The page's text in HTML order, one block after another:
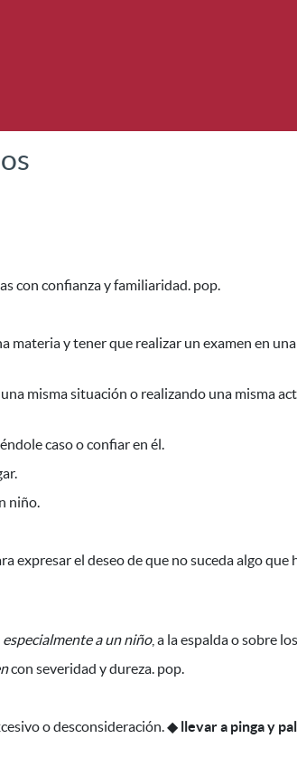
con confianza y familiaridad. pop.
materia y tener que realizar un examen en
misma situación o realizando una misma
caso o confiar en él.
niño.
expresar el deseo de que no suceda algo que
especialmente a un niño, a la espalda o sobre
con severidad y dureza. pop.
o desconsideración.◆ llevar a pinga y